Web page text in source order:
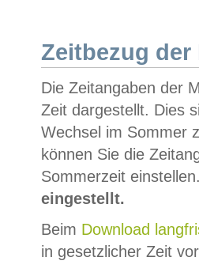
Zeitbezug der
Die Zeitangaben der
Zeit dargestellt. Dies
Wechsel im Sommer
können Sie die
Sommerzeit
eingestellt.
Beim Download
in gesetzlicher Zeit